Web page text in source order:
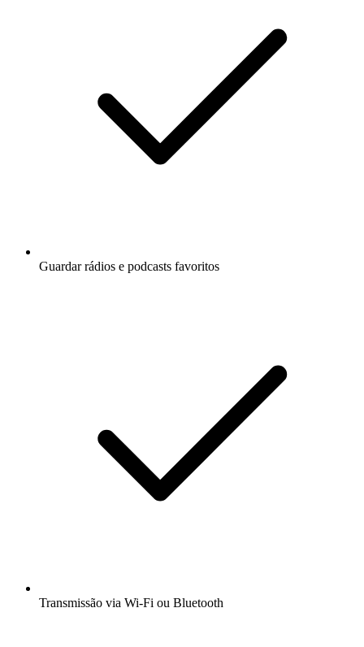
Guardar rádios e podcasts favoritos
Transmissão via Wi-Fi ou Bluetooth